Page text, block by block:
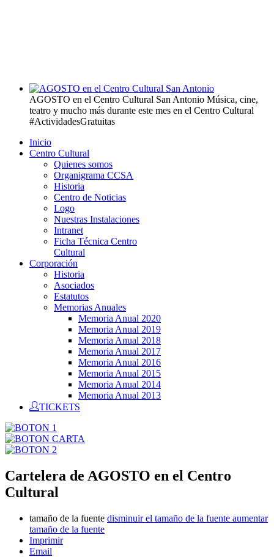
AGOSTO en el Centro Cultural San Antonio Música, cine,
teatro y mucho más durante este mes en el Centro Cultural
#ActividadesGratuitas
Inicio
Centro Cultural
Quienes somos
Organigrama CCSA
Historia
Centro de Noticias
Logo
Nuestras Instalaciones
Intranet
Ficha Técnica Centro
Cultural
Corporación
Historia
Asociados
Estatutos
Memorias Anuales
Memoria Anual 2020
Memoria Anual 2019
Memoria Anual 2018
Memoria Anual 2017
Memoria Anual 2016
Memoria Anual 2015
Memoria Anual 2014
Memoria Anual 2013
TICKETS
Cartelera de AGOSTO en el Centro
Cultural
tamaño de la fuente disminuir el tamaño de la fuente aumentar
tamaño de la fuente
Imprimir
Email